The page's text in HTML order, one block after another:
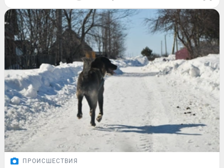
ПРОИСШЕСТВИЯ